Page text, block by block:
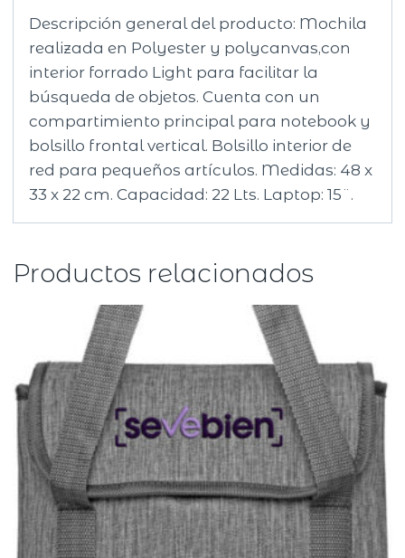
Descripción general del producto: Mochila
realizada en Polyester y polycanvas,con
interior forrado Light para facilitar la
búsqueda de objetos. Cuenta con un
compartimiento principal para notebook y
bolsillo frontal vertical. Bolsillo interior de
red para pequeños artículos. Medidas: 48 x
33 x 22 cm. Capacidad: 22 Lts. Laptop: 15¨.
Productos relacionados